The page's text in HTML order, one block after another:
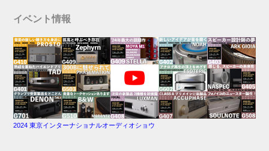
イベント情報
2024 東京インターナショナルオーディオショウ